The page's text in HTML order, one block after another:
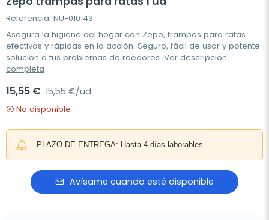
Referencia: NU-010143
Asegura la higiene del hogar con Zepo, trampas para ratas
efectivas y rápidas en la acción. Seguro, fácil de usar y potente
solución a tus problemas de roedores. Ver descripción
completa
15,55 € 15,55 €/ud
No disponible
PLAZO DE ENTREGA: Hasta 4 días laborables
Avísame cuando esté disponible